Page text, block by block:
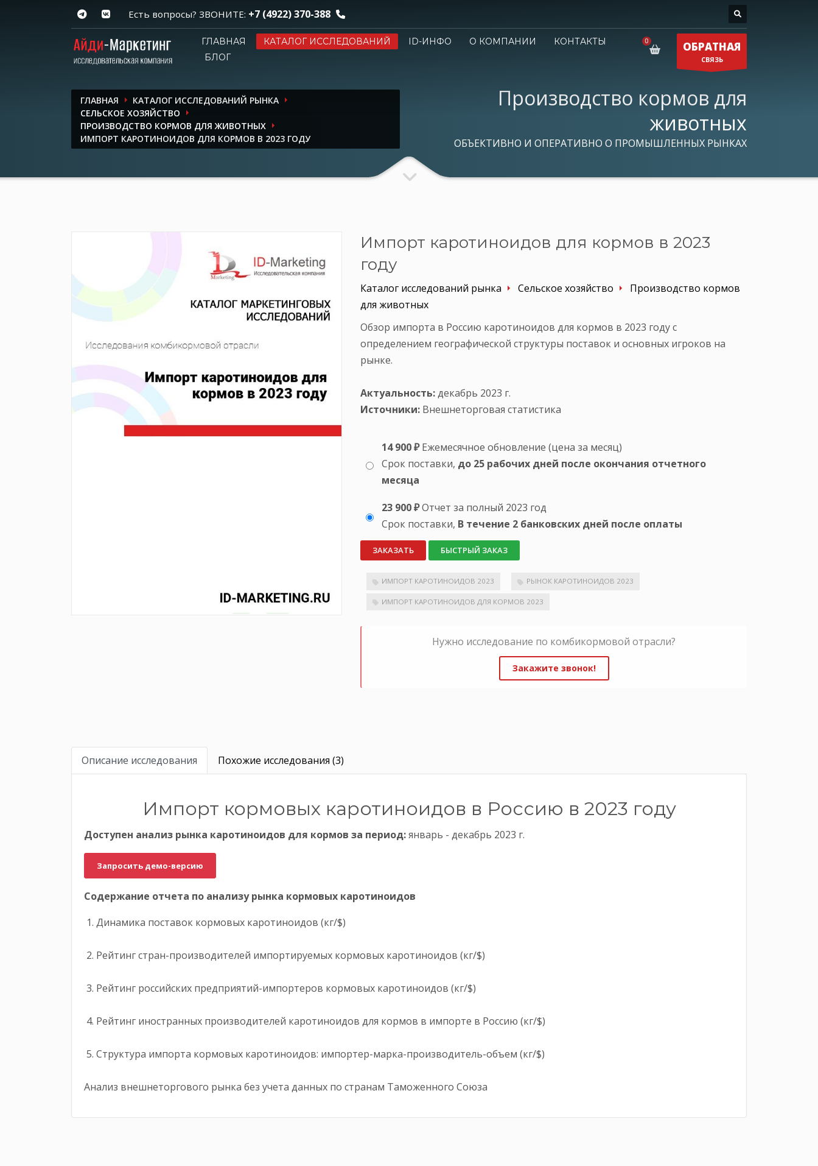
Есть вопросы? ЗВОНИТЕ: +7 (4922) 370-388
ГЛАВНАЯ КАТАЛОГ ИССЛЕДОВАНИЙ ID-ИНФО О КОМПАНИИ
КОНТАКТЫ
БЛОГ
ОБРАТНАЯ
СВЯЗЬ
ГЛАВНАЯ
КАТАЛОГ ИССЛЕДОВАНИЙ РЫНКА
СЕЛЬСКОЕ ХОЗЯЙСТВО
ПРОИЗВОДСТВО КОРМОВ ДЛЯ ЖИВОТНЫХ
ИМПОРТ КАРОТИНОИДОВ ДЛЯ КОРМОВ В 2023 ГОДУ
Производство кормов для
животных
ОБЪЕКТИВНО И ОПЕРАТИВНО О ПРОМЫШЛЕННЫХ РЫНКАХ
Импорт каротиноидов для кормов в 2023
году
Каталог исследований рынка Сельское хозяйство
Производство кормов
для животных
Обзор импорта в Россию каротиноидов для кормов в 2023 году с
определением географической структуры поставок и основных игроков на
рынке.
Актуальность:декабрь 2023 г.
Источники: Внешнеторговая статистика
14 900 ₽ Ежемесячное обновление (цена за месяц)
Срок поставки, до 25 рабочих дней после окончания отчетного
месяца
23 900 ₽Отчет за полный 2023 год
Срок поставки, В течение 2 банковских дней после оплаты
ЗАКАЗАТЬ БЫСТРЫЙ ЗАКАЗ
ИМПОРТ КАРОТИНОИДОВ 2023 РЫНОК КАРОТИНОИДОВ 2023
ИМПОРТ КАРОТИНОИДОВ ДЛЯ КОРМОВ 2023
Нужно исследование по комбикормовой отрасли?
Закажите звонок!
Описание исследования Похожие исследования (3)
Импорт кормовых каротиноидов в Россию в 2023 году
Доступен анализ рынка каротиноидов для кормов за период:январь - декабрь 2023 г.
Запросить демо-версию
Содержание отчета по анализу рынка кормовых каротиноидов
1. Динамика поставок кормовых каротиноидов (кг/$)
2. Рейтинг стран-производителей импортируемых кормовых каротиноидов (кг/$)
3. Рейтинг российских предприятий-импортеров кормовых каротиноидов (кг/$)
4. Рейтинг иностранных производителей каротиноидов для кормов в импорте в Россию (кг/$)
5. Структура импорта кормовых каротиноидов: импортер-марка-производитель-объем (кг/$)
Анализ внешнеторгового рынка без учета данных по странам Таможенного Союза